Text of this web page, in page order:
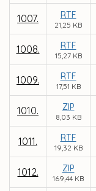
1007. RTF
21,25 KB
1008. RTF
15,27 KB
1009. RTF
17,51 KB
1010. ZIP
8,03 KB
1011. RTF
19,32 KB
1012. ZIP
169,44 KB